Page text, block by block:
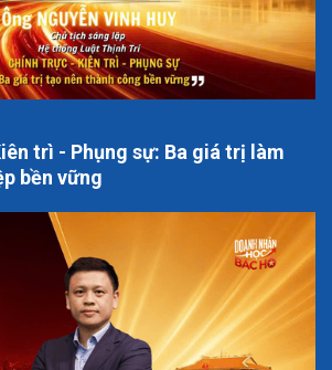
trì - Phụng sự: Ba giá trị làm
bền vững